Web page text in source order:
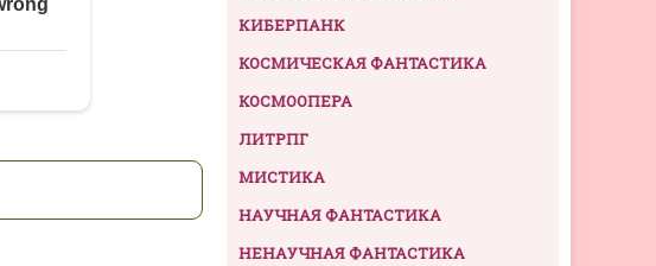
КИБЕРПАНК
КОСМИЧЕСКАЯ ФАНТАСТИКА
КОСМООПЕРА
ЛИТРПГ
МИСТИКА
НАУЧНАЯ ФАНТАСТИКА
НЕНАУЧНАЯ ФАНТАСТИКА